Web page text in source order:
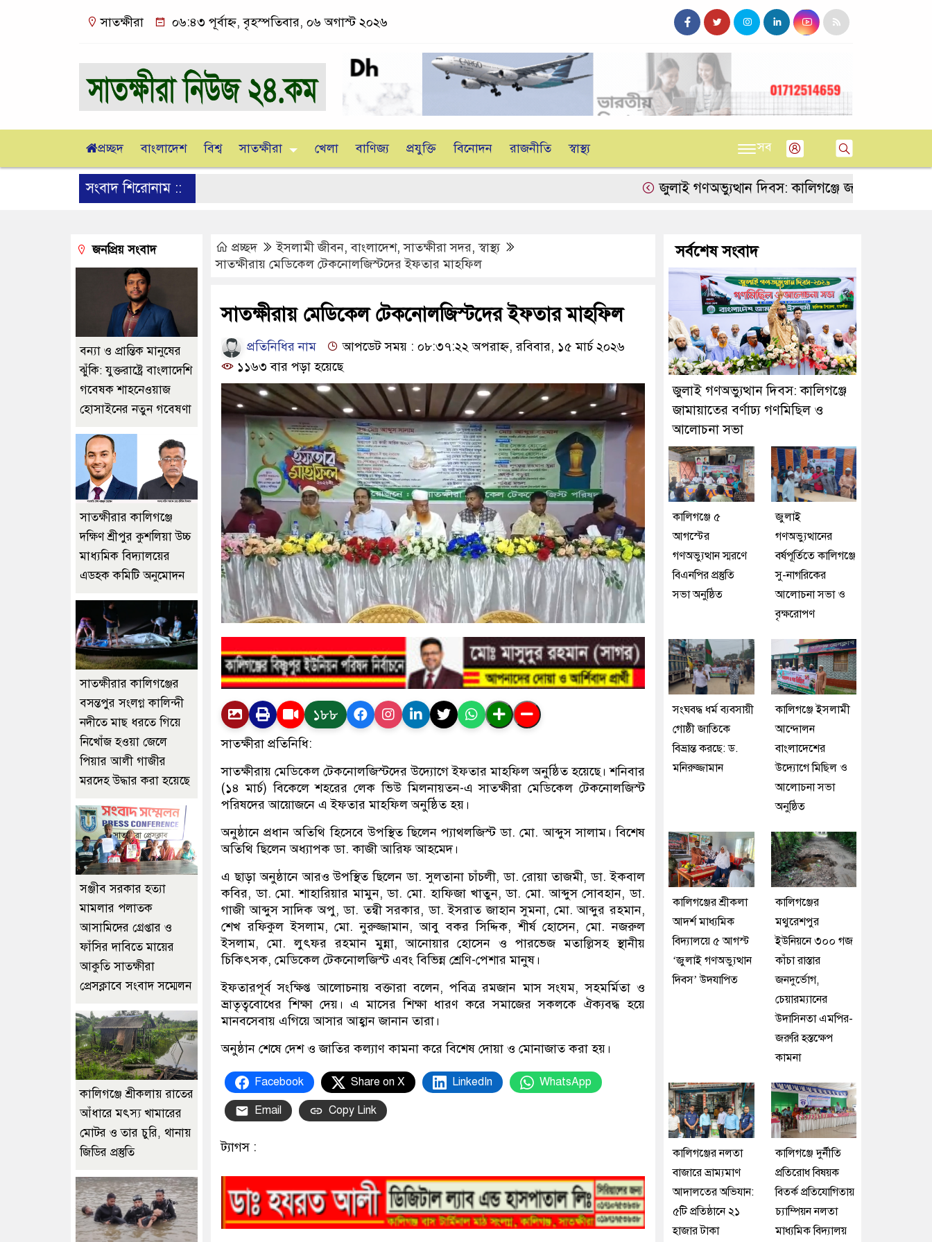
সাতক্ষীরা ০৬:৪৩ পূর্বাহ্ন, বৃহস্পতিবার, ০৬ অগাস্ট ২০২৬
প্রচ্ছদ বাংলাদেশ বিশ্ব সাতক্ষীরা খেলা বাণিজ্য প্রযুক্তি বিনোদন রাজনীতি স্বাস্থ্য সব
সংবাদ শিরোনাম :: জুলাই গণঅভ্যুত্থান দিবস: কালিগঞ্জে জামায়াতের বর্ণাঢ্য
প্রচ্ছদ ইসলামী জীবন,বাংলাদেশ,সাতক্ষীরা সদর,স্বাস্থ্য
সাতক্ষীরায় মেডিকেল টেকনোলজিস্টদের ইফতার মাহফিল
সাতক্ষীরায় মেডিকেল টেকনোলজিস্টদের ইফতার মাহফিল
প্রতিনিধির নাম
আপডেট সময় : ০৮:৩৭:২২ অপরাহ্ণ, রবিবার, ১৫ মার্চ ২০২৬
১১৬৩ বার পড়া হয়েছে
১৮৮
সাতক্ষীরা প্রতিনিধি:
সাতক্ষীরায় মেডিকেল টেকনোলজিস্টদের উদ্যোগে ইফতার মাহফিল অনুষ্ঠিত হয়েছে। শনিবার
(১৪ মার্চ) বিকেলে শহরের লেক ভিউ মিলনায়তন-এ সাতক্ষীরা মেডিকেল টেকনোলজিস্ট
পরিষদের আয়োজনে এ ইফতার মাহফিল অনুষ্ঠিত হয়।
অনুষ্ঠানে প্রধান অতিথি হিসেবে উপস্থিত ছিলেন প্যাথলজিস্ট ডা. মো. আব্দুস সালাম। বিশেষ
অতিথি ছিলেন অধ্যাপক ডা. কাজী আরিফ আহমেদ।
এ ছাড়া অনুষ্ঠানে আরও উপস্থিত ছিলেন ডা. সুলতানা চাঁচলী, ডা. রোয়া তাজমী, ডা. ইকবাল
কবির, ডা. মো. শাহারিয়ার মামুন, ডা. মো. হাফিজা খাতুন, ডা. মো. আব্দুস সোবহান, ডা.
গাজী আব্দুস সাদিক অপু, ডা. তন্বী সরকার, ডা. ইসরাত জাহান সুমনা, মো. আব্দুর রহমান,
শেখ রফিকুল ইসলাম, মো. নুরুজ্জামান, আবু বকর সিদ্দিক, শীর্ষ হোসেন, মো. নজরুল
ইসলাম, মো. লুৎফর রহমান মুন্না, আনোয়ার হোসেন ও পারভেজ মতাল্লিসহ স্থানীয়
চিকিৎসক, মেডিকেল টেকনোলজিস্ট এবং বিভিন্ন শ্রেণি-পেশার মানুষ।
ইফতারপূর্ব সংক্ষিপ্ত আলোচনায় বক্তারা বলেন, পবিত্র রমজান মাস সংযম, সহমর্মিতা ও
ভ্রাতৃত্ববোধের শিক্ষা দেয়। এ মাসের শিক্ষা ধারণ করে সমাজের সকলকে ঐক্যবদ্ধ হয়ে
মানবসেবায় এগিয়ে আসার আহ্বান জানান তারা।
অনুষ্ঠান শেষে দেশ ও জাতির কল্যাণ কামনা করে বিশেষ দোয়া ও মোনাজাত করা হয়।
Facebook Share on X LinkedIn WhatsApp
Email Copy Link
ট্যাগস :
জনপ্রিয় সংবাদ
বন্যা ও প্রান্তিক মানুষের
ঝুঁকি: যুক্তরাষ্ট্রে বাংলাদেশি
গবেষক শাহনেওয়াজ
হোসাইনের নতুন গবেষণা
সাতক্ষীরার কালিগঞ্জে
দক্ষিণ শ্রীপুর কুশলিয়া উচ্চ
মাধ্যমিক বিদ্যালয়ের
এডহক কমিটি অনুমোদন
সাতক্ষীরার কালিগঞ্জের
বসন্তপুর সংলগ্ন কালিন্দী
নদীতে মাছ ধরতে গিয়ে
নিখোঁজ হওয়া জেলে
পিয়ার আলী গাজীর
মরদেহ উদ্ধার করা হয়েছে
‎সঞ্জীব সরকার হত্যা
মামলার পলাতক
আসামিদের গ্রেপ্তার ও
ফাঁসির দাবিতে মায়ের
আকুতি সাতক্ষীরা
প্রেসক্লাবে সংবাদ সম্মেলন
কালিগঞ্জে শ্রীকলায় রাতের
আঁধারে মৎস্য খামারের
মোটর ও তার চুরি, থানায়
জিডির প্রস্তুতি
সর্বশেষ সংবাদ
জুলাই গণঅভ্যুত্থান দিবস: কালিগঞ্জে
জামায়াতের বর্ণাঢ্য গণমিছিল ও
আলোচনা সভা
কালিগঞ্জে ৫
আগস্টের
গণঅভ্যুত্থান স্মরণে
বিএনপির প্রস্তুতি
সভা অনুষ্ঠিত
জুলাই
গণঅভ্যুত্থানের
বর্ষপূর্তিতে কালিগঞ্জে
সু-নাগরিকের
আলোচনা সভা ও
বৃক্ষরোপণ
সংঘবদ্ধ ধর্ম ব্যবসায়ী
গোষ্ঠী জাতিকে
বিভ্রান্ত করছে: ড.
মনিরুজ্জামান
কালিগঞ্জে ইসলামী
আন্দোলন
বাংলাদেশের
উদ্যোগে মিছিল ও
আলোচনা সভা
অনুষ্ঠিত
কালিগঞ্জের শ্রীকলা
আদর্শ মাধ্যমিক
বিদ্যালয়ে ৫ আগস্ট
‘জুলাই গণঅভ্যুত্থান
দিবস’ উদযাপিত
কালিগঞ্জের
মথুরেশপুর
ইউনিয়নে ৩০০ গজ
কাঁচা রাস্তার
জনদুর্ভোগ,
চেয়ারম্যানের
উদাসিনতা এমপির-
জরুরি হস্তক্ষেপ
কামনা
কালিগঞ্জের নলতা
বাজারে ভ্রাম্যমাণ
আদালতের অভিযান:
৫টি প্রতিষ্ঠানে ২১
হাজার টাকা
কালিগঞ্জে দুর্নীতি
প্রতিরোধ বিষয়ক
বিতর্ক প্রতিযোগিতায়
চ্যাম্পিয়ন নলতা
মাধ্যমিক বিদ্যালয়